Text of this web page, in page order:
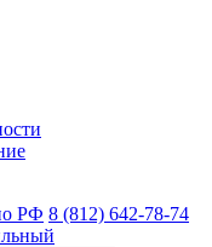
РФ 8 (812) 642-78-74